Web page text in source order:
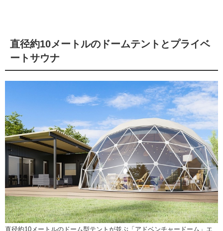
直径約10メートルのドームテントとプライベ
ートサウナ
直径約10メートルのドーム型テントが並ぶ「アドベンチャードーム」エ